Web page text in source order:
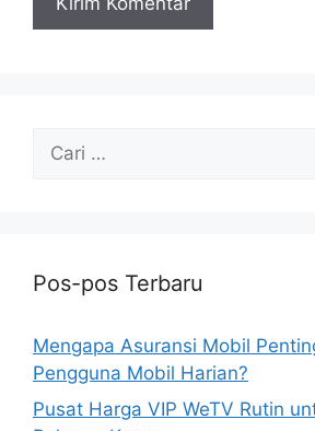
untuk:
Pos-pos Terbaru
Mengapa Asuransi Mobil
Pengguna Mobil Harian?
Pusat Harga VIP WeTV Rutin